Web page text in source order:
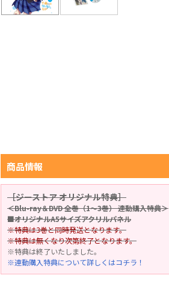
商品情報
［ジーストア オリジナル特典］
＜Blu-ray＆DVD 全巻（1～3巻） 連動購入特典＞
■オリジナルA5サイズアクリルパネル
※特典は3巻と同時発送となります。
※特典は無くなり次第終了となります。
※特典は終了いたしました。
※連動購入特典について詳しくはコチラ！